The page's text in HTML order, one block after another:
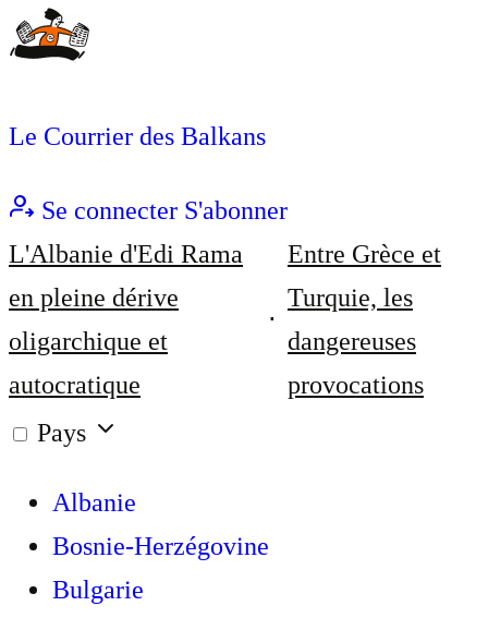
Le Courrier des Balkans
Se connecter S'abonner
L'Albanie d'Edi Rama
en pleine dérive
oligarchique et
autocratique
Entre Grèce et
Turquie, les
dangereuses
provocations
Pays
Albanie
Bosnie-Herzégovine
Bulgarie